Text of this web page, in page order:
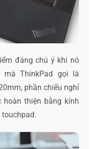
đáng chú ý khi nó
ThinkPad gọi là
phần chiếu nghỉ
thiện bằng kính